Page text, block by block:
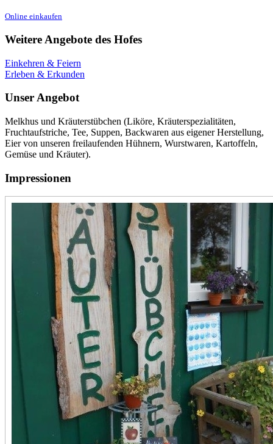
Online einkaufen
Weitere Angebote des Hofes
Einkehren & Feiern
Erleben & Erkunden
Unser Angebot
Melkhus und Kräuterstübchen (Liköre, Kräuterspezialitäten,
Fruchtaufstriche, Tee, Suppen, Backwaren aus eigener Herstellung,
Eier von unseren freilaufenden Hühnern, Wurstwaren, Kartoffeln,
Gemüse und Kräuter).
Impressionen